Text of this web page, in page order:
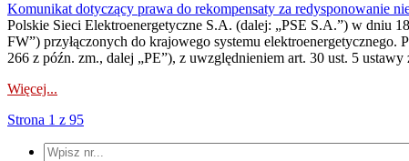
Komunikat dotyczący prawa do rekompensaty za redysponowanie
Polskie Sieci Elektroenergetyczne S.A. (dalej: „PSE S.A.”) w dniu
FW”) przyłączonych do krajowego systemu
266 z późn. zm., dalej „PE”), z uwzględnieniem art. 30 ust. 5 ustawy
Więcej...
Strona 1 z 95